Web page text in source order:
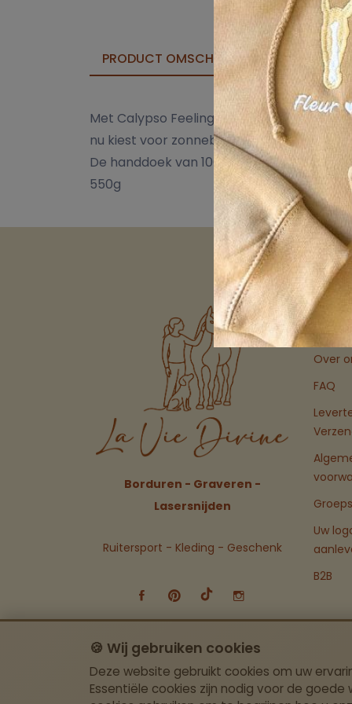
PRODUCT OMSCHRIJVING
Met Calypso Feeling voel je elke dag de
nu kiest voor zonnebloemengeel, diep
De handdoek van 100% katoen voelt fijn
550g
Borduren - Graveren -
Lasersnijden
Ruitersport - Kleding - Geschenk
Over
FAQ
Uw
B2B
🍪 Wij gebruiken cookies
Deze website gebruikt cookies om uw
Essentiële cookies zijn nodig voor de